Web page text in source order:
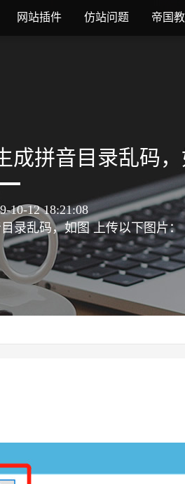
网站插件 仿站问题 帝国
成拼音目录乱码，
10-12 18:21:08
录乱码，如图 上传以下图片：